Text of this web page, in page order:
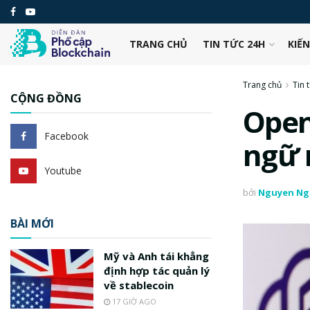
TRANG CHỦ TIN TỨC 24H
Trang chủ Tin
ngữ
bởi Nguyen
CỘNG ĐỒNG
Facebook
Youtube
BÀI MỚI
Mỹ và Anh tái khẳng
định hợp tác quản lý
về stablecoin
17 GIỜ AGO